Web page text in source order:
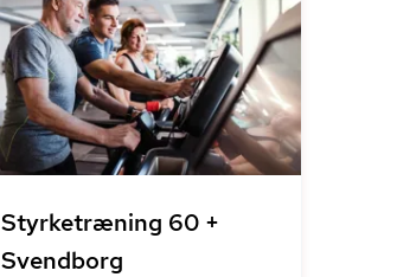
Styrketræning 60 +
Svendborg